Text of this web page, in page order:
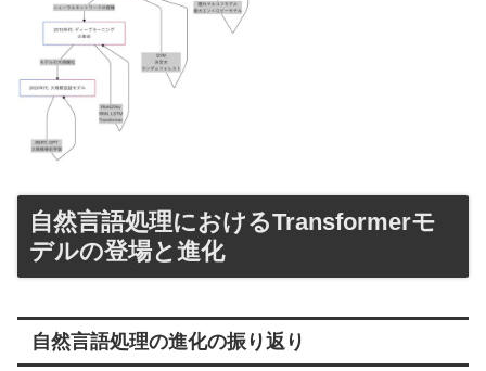
自然言語処理におけるTransformerモ
デルの登場と進化
自然言語処理の進化の振り返り